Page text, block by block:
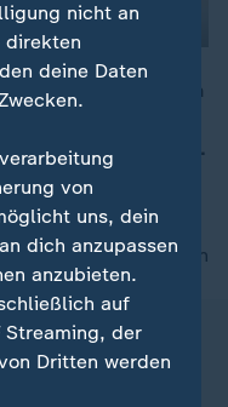
über den künftigen
Keita. Die
statt.
nach oben
nicht an
direkten
deine Daten
von
uns, dein
dich anzupassen
anzubieten.
auf
Streaming, der
Dritten werden